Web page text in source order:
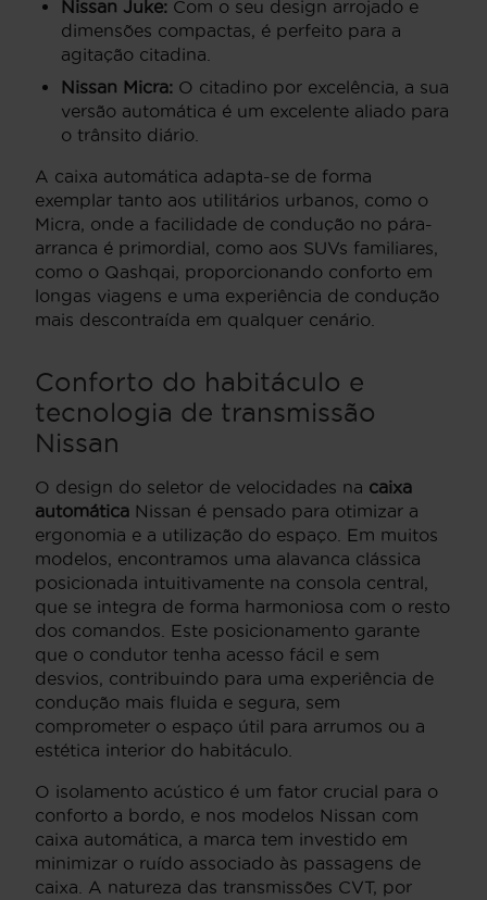
Nissan Juke: Com o seu design arrojado e
dimensões compactas, é perfeito para a
agitação citadina.
Nissan Micra: O citadino por excelência, a sua
versão automática é um excelente aliado para
o trânsito diário.
A caixa automática adapta-se de forma
exemplar tanto aos utilitários urbanos, como o
Micra, onde a facilidade de condução no pára-
arranca é primordial, como aos SUVs familiares,
como o Qashqai, proporcionando conforto em
longas viagens e uma experiência de condução
mais descontraída em qualquer cenário.
Conforto do habitáculo e
tecnologia de transmissão
Nissan
O design do seletor de velocidades na caixa
automática Nissan é pensado para otimizar a
ergonomia e a utilização do espaço. Em muitos
modelos, encontramos uma alavanca clássica
posicionada intuitivamente na consola central,
que se integra de forma harmoniosa com o resto
dos comandos. Este posicionamento garante
que o condutor tenha acesso fácil e sem
desvios, contribuindo para uma experiência de
condução mais fluida e segura, sem
comprometer o espaço útil para arrumos ou a
estética interior do habitáculo.
O isolamento acústico é um fator crucial para o
conforto a bordo, e nos modelos Nissan com
caixa automática, a marca tem investido em
minimizar o ruído associado às passagens de
caixa. A natureza das transmissões CVT, por